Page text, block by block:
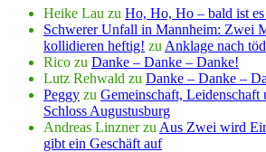
Heike Lau zu Ho, Ho, Ho – bald ist
Schwerer Unfall in Mannheim: Zwei
kollidieren heftig! zu Anklage nach
Rico zu Danke – Danke – Danke!
Lutz Rehwald zu Danke – Danke –
Peggy zu Gemeinschaft, Leidenschaft
Schloss Augustusburg
Andreas Linznerzu Aus Zwei wird
gibt ein Geschäft auf